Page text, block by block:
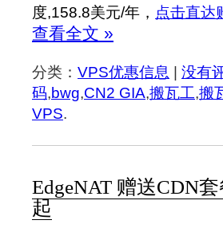
度,158.8美元/年， 点击直达
查看全文 »
分类： VPS优惠信息 没有
码,bwg,CN2 GIA,搬瓦工,搬
VPS.
EdgeNAT 赠送CDN
起